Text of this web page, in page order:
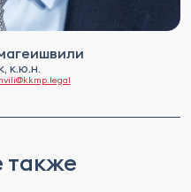
к.ю.н.
также